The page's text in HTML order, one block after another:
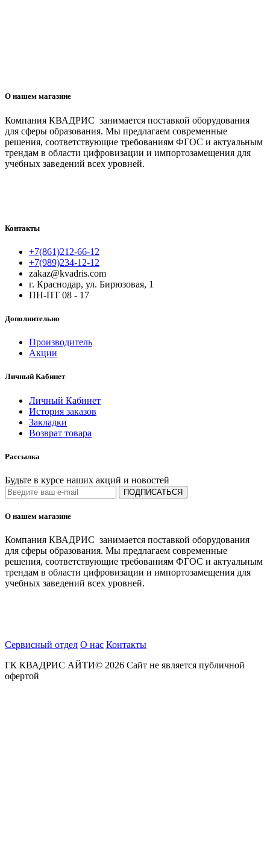
О нашем магазине
Компания КВАДРИС занимается поставкой оборудования
для сферы образования. Мы предлагаем современные
решения, соответствующие требованиям ФГОС и актуальным
трендам в области цифровизации и импортозамещения для
учебных заведений всех уровней.
Контакты
+7(861)212-66-12
+7(989)234-12-12
zakaz@kvadris.com
г. Краснодар, ул. Бирюзовая, 1
ПН-ПТ 08 - 17
Дополнительно
Производитель
Акции
Личный Кабинет
Личный Кабинет
История заказов
Закладки
Возврат товара
Рассылка
Будьте в курсе наших акций и новостей
ПОДПИСАТЬСЯ
О нашем магазине
Компания КВАДРИС занимается поставкой оборудования
для сферы образования. Мы предлагаем современные
решения, соответствующие требованиям ФГОС и актуальным
трендам в области цифровизации и импортозамещения для
учебных заведений всех уровней.
Сервисный отдел О нас Контакты
ГК КВАДРИС АЙТИ© 2026 Сайт не является публичной
офертой